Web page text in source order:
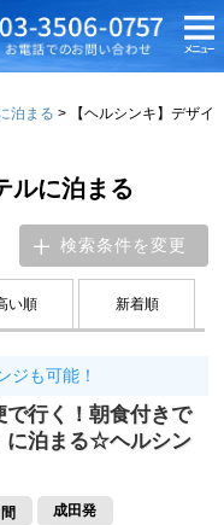
泊まる
【ヘルシンキ】デザイ
ルに泊まる
検索条件を変更
い順 新着順
ジも可能！
で行く！朝食付きで
に泊まる☆ヘルシン
成田発